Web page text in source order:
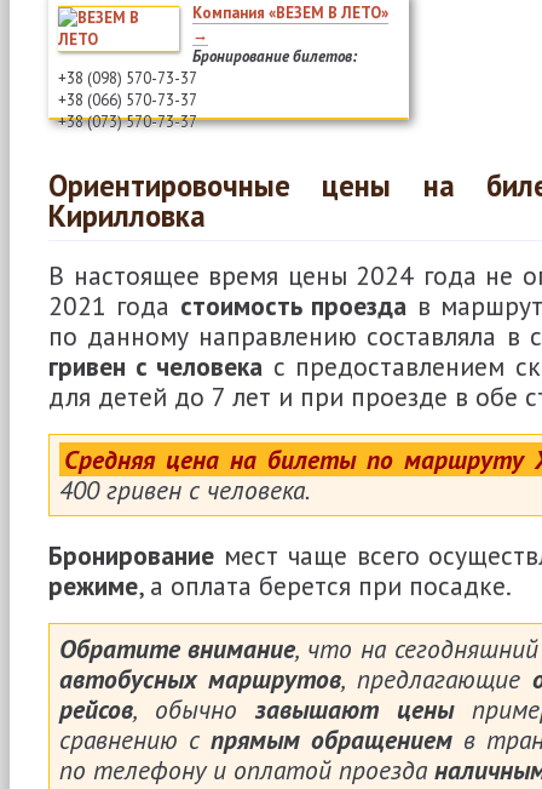
Компания «ВЕЗЕМ В ЛЕТО»
→
Бронирование билетов:
+38 (098) 570-73-37
+38 (066) 570-73-37
+38 (073) 570-73-37
Ориентировочные цены на
Кирилловка
В настоящее время цены 2024 года не
2021 года стоимость проезда в
по данному направлению составляла в
гривен с человека с предоставлением
для детей до 7 лет и при проезде в обе
Средняя цена на билеты по маршруту
400 гривен с человека.
Бронирование мест чаще всего
режиме, а оплата берется при посадке.
Обратите внимание, что на
автобусных маршрутов, предлагающие
рейсов, обычнозавышают цены
сравнению спрямым обращениемв
по телефону и оплатой проезда